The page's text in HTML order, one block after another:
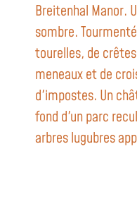
Breitenhal Manor.
sombre.
tourelles, de
meneaux et de
d'impostes. Un
fond d'un parc
arbres lugubres